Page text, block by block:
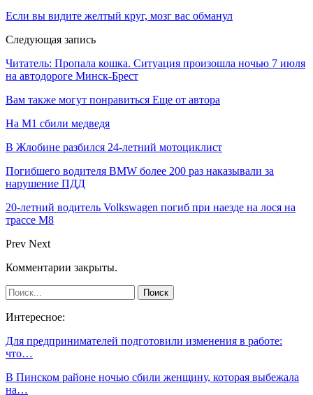
Если вы видите желтый круг, мозг вас обманул
Следующая запись
Читатель: Пропала кошка. Ситуация произошла ночью 7 июля
на автодороге Минск-Брест
Вам также могут понравиться Еще от автора
На М1 сбили медведя
В Жлобине разбился 24-летний мотоциклист
Погибшего водителя BMW более 200 раз наказывали за
нарушение ПДД
20-летний водитель Volkswagen погиб при наезде на лося на
трассе М8
Prev Next
Комментарии закрыты.
Интересное:
Для предпринимателей подготовили изменения в работе:
что…
В Пинском районе ночью сбили женщину, которая выбежала
на…